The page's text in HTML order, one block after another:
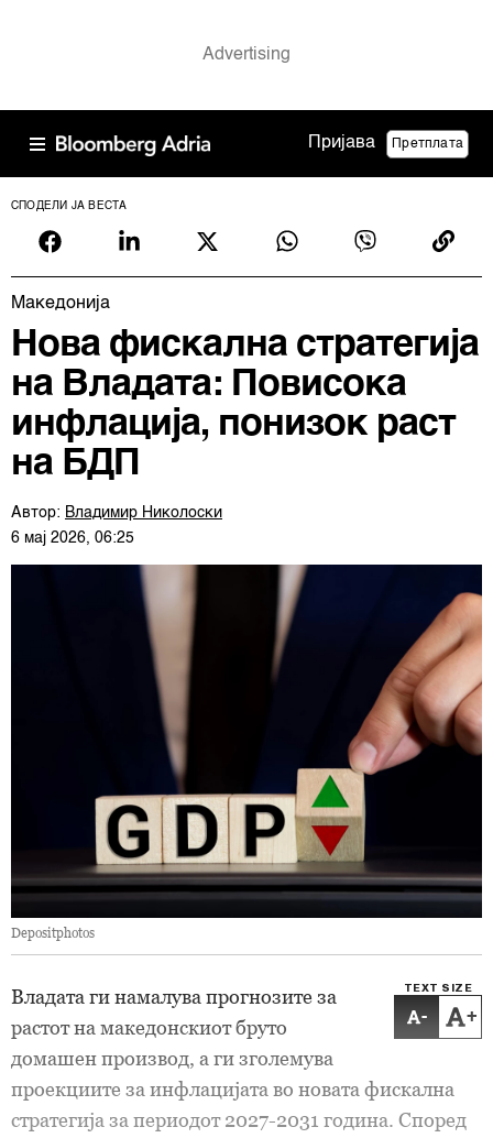
Пријава Претплата
СПОДЕЛИ ЈА ВЕСТА
Македонија
Нова фискална стратегија
на Владата: Повисока
инфлација, понизок раст
на БДП
Автор: Владимир Николоски
6 мај 2026, 06:25
Depositphotos
TEXT SIZE
- +
Владата ги намалува прогнозите за
растот на македонскиот бруто
домашен производ, а ги зголемува
проекциите за инфлацијата во новата фискална
стратегија за периодот 2027-2031 година. Според